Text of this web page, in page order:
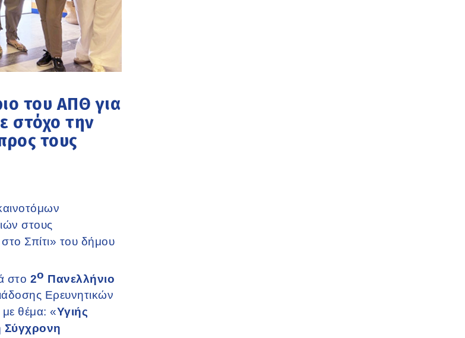
του ΑΠΘ για
στόχο την
τους
στους
Σπίτι» του δήμου
στο 2ο Πανελλήνιο
Ερευνητικών
θέμα: «Υγιής
Σύγχρονη